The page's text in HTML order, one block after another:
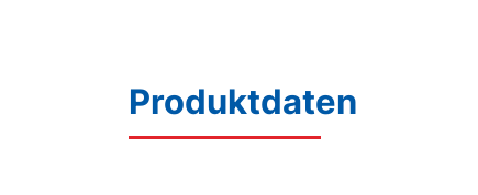
Produktdaten